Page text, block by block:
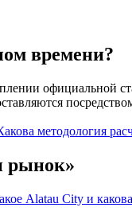
времени?
официальной
методология
рынок»
Alatau City и